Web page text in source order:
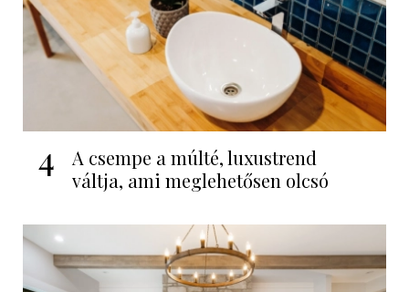
4
A csempe a múlté, luxustrend
váltja, ami meglehetősen olcsó